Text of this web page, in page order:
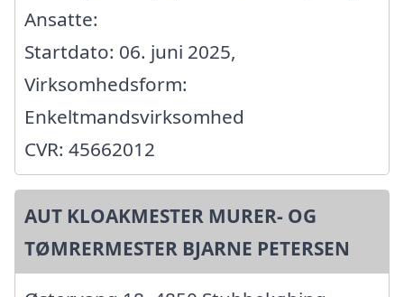
Ansatte:
Startdato: 06. juni 2025,
Virksomhedsform:
Enkeltmandsvirksomhed
CVR: 45662012
AUT KLOAKMESTER MURER- OG
TØMRERMESTER BJARNE PETERSEN